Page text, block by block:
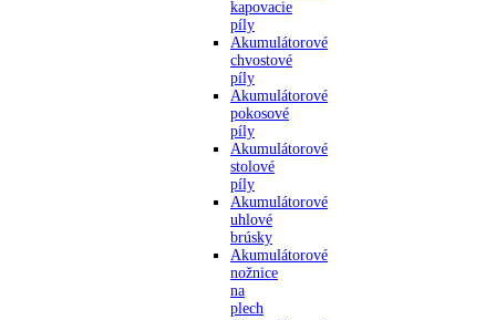
kapovacie
píly
Akumulátorové
chvostové
píly
Akumulátorové
pokosové
píly
Akumulátorové
stolové
píly
Akumulátorové
uhlové
brúsky
Akumulátorové
nožnice
na
plech